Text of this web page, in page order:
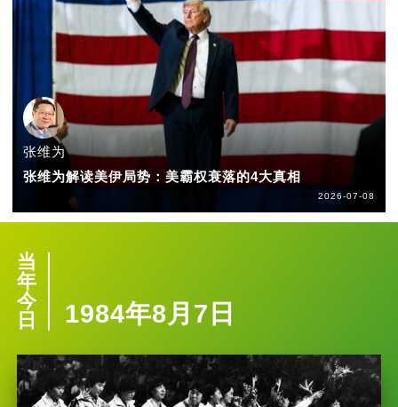
张维为
张维为解读美伊局势：美霸权衰落的4大真相
2026-07-08
当
年
今
日
1984年8月7日